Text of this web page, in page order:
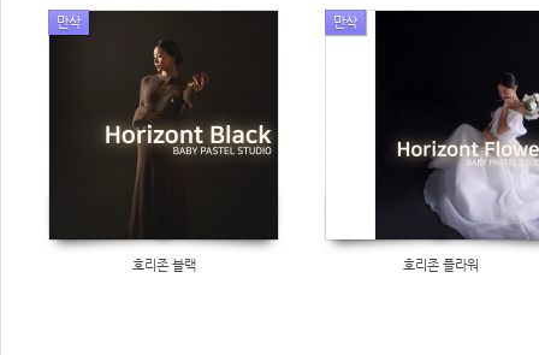
만삭
호리존 블랙
만삭
호리존 플라워